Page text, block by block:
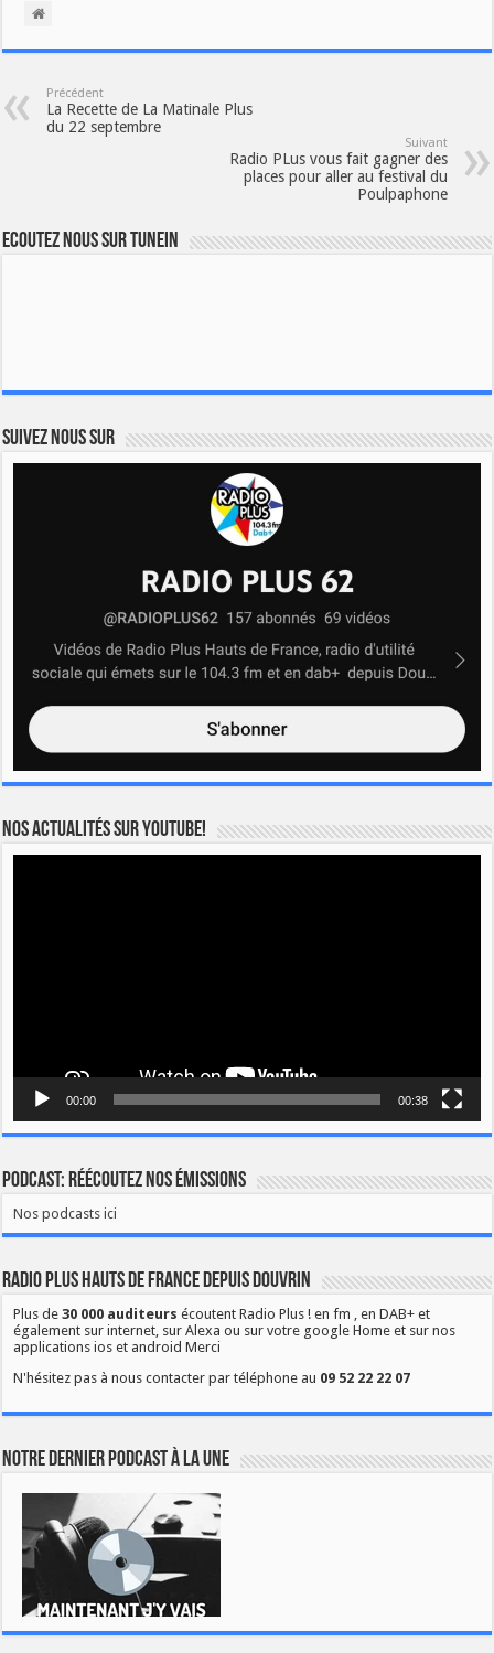
Précédent
La Recette de La Matinale Plus
du 22 septembre
Suivant
Radio PLus vous fait gagner des
places pour aller au festival du
Poulpaphone
Ecoutez nous sur TuneIn
Suivez nous sur
Nos actualités sur YOUTUBE!
00:00 00:38
Podcast: Réécoutez nos émissions
Nos podcasts ici
Radio Plus Hauts de France depuis Douvrin
Plus de30 000 auditeurs écoutent Radio Plus ! en fm , en DAB+ et
également sur internet, sur Alexa ou sur votre google Home et sur nos
applications ios et android Merci
N'hésitez pas à nous contacter par téléphone au 09 52 22 22 07
Notre dernier podcast à la une